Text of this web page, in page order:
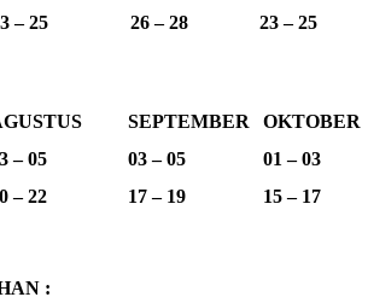
– 25 26 – 28 23 – 25
SEPTEMBER
OKTOBER
– 05 03 – 05
01 – 03
– 22 17 – 19 15 – 17
: